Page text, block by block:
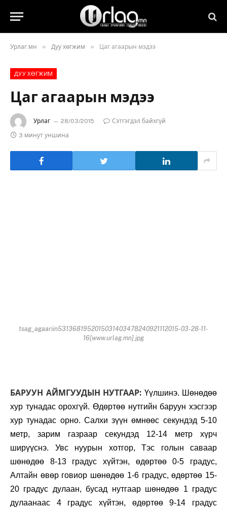
Урлаг.мн » Дуу хөгжим » Цаг агаарын мэдээ
ДУУ ХӨГЖИМ
Цаг агаарын мэдээ
Урлаг 28/03/2015
Сэтгэгдэл байхгүй
3 минут уншина
tsag_agaariin5313681952015031403478240921112015-03-28-11-
16[www.urlag.mn].jpg
БАРУУН АЙМГУУДЫН НУТГААР: Үүлшинэ. Шөнөдөө
хур тунадас орохгүй. Өдөртөө нутгийн баруун хэсгээр
хур тунадас орно. Салхи зүүн өмнөөс секундэд 5-10
метр, зарим газраар секундэд 12-14 метр хүрч
ширүүснэ. Увс нуурын хотгор, Тэс голын саваар
шөнөдөө 8-13 градус хүйтэн, өдөртөө 0-5 градус,
Алтайн өвөр говиор шөнөдөө 1-6 градус, өдөртөө 15-
20 градус дулаан, бусад нутгаар шөнөдөө 1 градус
дулаанаас 4 градус хүйтэн, өдөртөө 9-14 градус